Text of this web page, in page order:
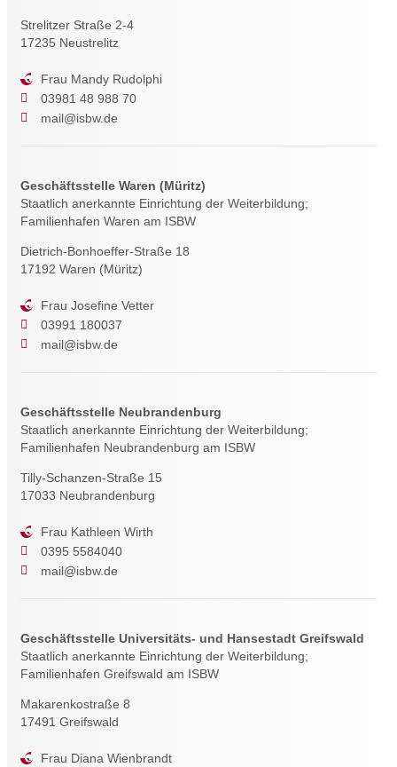
Strelitzer Straße 2-4
17235 Neustrelitz
Frau Mandy Rudolphi
03981 48 988 70
mail@isbw.de
Geschäftsstelle Waren (Müritz)
Staatlich anerkannte Einrichtung der Weiterbildung;
Familienhafen Waren am ISBW
Dietrich-Bonhoeffer-Straße 18
17192 Waren (Müritz)
Frau Josefine Vetter
03991 180037
mail@isbw.de
Geschäftsstelle Neubrandenburg
Staatlich anerkannte Einrichtung der Weiterbildung;
Familienhafen Neubrandenburg am ISBW
Tilly-Schanzen-Straße 15
17033 Neubrandenburg
Frau Kathleen Wirth
0395 5584040
mail@isbw.de
Geschäftsstelle Universitäts- und Hansestadt Greifswald
Staatlich anerkannte Einrichtung der Weiterbildung;
Familienhafen Greifswald am ISBW
Makarenkostraße 8
17491 Greifswald
Frau Diana Wienbrandt